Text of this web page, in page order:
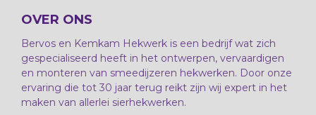
OVER ONS
Bervos en Kemkam Hekwerk is een bedrijf wat zich
gespecialiseerd heeft in het ontwerpen, vervaardigen
en monteren van smeedijzeren hekwerken. Door onze
ervaring die tot 30 jaar terug reikt zijn wij expert in het
maken van allerlei sierhekwerken.